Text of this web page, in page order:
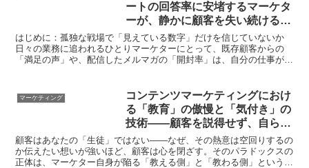
ートの回答率に安堵するマーケタ
ーが、静かに顧客を失い続ける理
由
はじめに：孤独な戦場で「見えている数字」だけを信じていないか
日々の業務に追われるひとりマーケターにとって、既存顧客からの
「満足の声」や、配信したメルマガの「開封率」は、自分の仕事が間
マーケティング
コンテンツマーケティングにおけ
る「教育」の傲慢と「気付き」の
技術――顧客を説得せず、自ら動
かすための設計論
顧客はあなたの「生徒」ではない――なぜ、その熱意は空回りするの
か伝えたい想いが強いほど、顧客は心を閉ざす。そのパラドックスの
正体は、マーケター自身が陥る「教える側」と「教わる側」という無